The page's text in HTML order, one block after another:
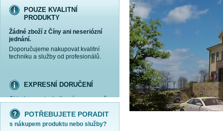
POUZE KVALITNÍ
PRODUKTY
Žádné zboží z Číny ani neseriózní
jednání.
Doporučujeme nakupovat kvalitní
techniku a služby od profesionálů.
více informací »
EXPRESNÍ DORUČENÍ
Objednanou techniku vám expresně
Praha - DNES
ČR - ZÍTRA DO 17 HODIN
více informací »
více informací »
více informací »
POTŘEBUJETE PORADIT
s nákupem produktu nebo služby?